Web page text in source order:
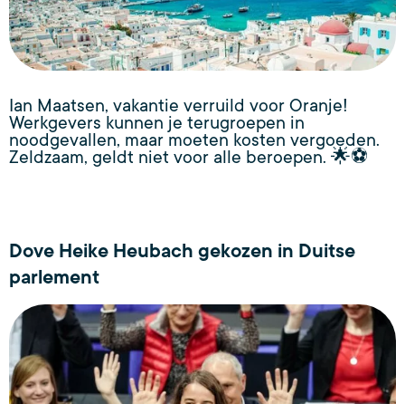
Ian Maatsen, vakantie verruild voor Oranje!
Werkgevers kunnen je terugroepen in
noodgevallen, maar moeten kosten vergoeden.
Zeldzaam, geldt niet voor alle beroepen. 🌟⚽
Dove Heike Heubach gekozen in Duitse
parlement